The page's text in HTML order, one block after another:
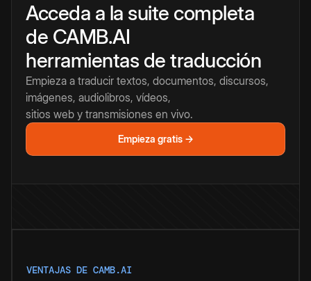
Acceda a la suite completa
de CAMB.AI
herramientas de traducción
Empieza a traducir textos, documentos, discursos,
imágenes, audiolibros, vídeos,
sitios web y transmisiones en vivo.
Empieza gratis →
VENTAJAS DE CAMB.AI